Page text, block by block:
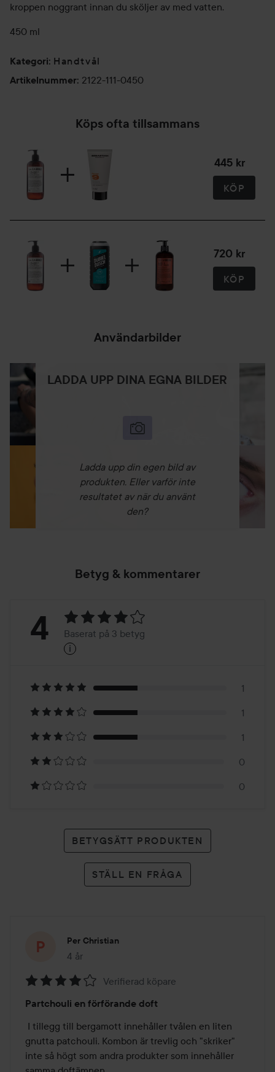
kroppen noggrant innan du sköljer av med vatten.
450 ml
Kategori: Handtvål
Artikelnummer: 2122-111-0450
Köps ofta tillsammans
445 kr
KÖP
720 kr
KÖP
Användarbilder
LADDA UPP DINA EGNA BILDER
Ladda upp din egen bild av
produkten. Eller varför inte
resultatet av när du använt
den?
Betyg & kommentarer
Betyg:
Baserat
på
3
betyg
4 Baserat på 3 betyg
i
1
1
1
0
0
BETYGSÄTT PRODUKTEN
STÄLL EN FRÅGA
Per Christian
4 år
Inlägget skapades 4 år
4
av
5
Verifierad köpare
Partchouli en förförande doft
gnutta patchouli. Kombon är trevlig och "skriker"
inte så högt som andra produkter som innehåller